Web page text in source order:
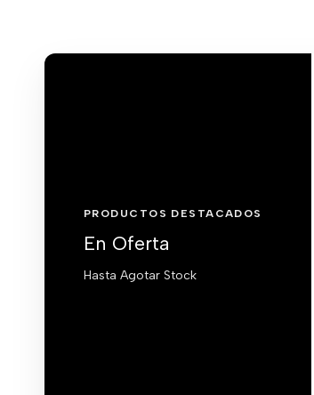
PRODUCTOS DESTACADOS
En Oferta
Hasta Agotar Stock